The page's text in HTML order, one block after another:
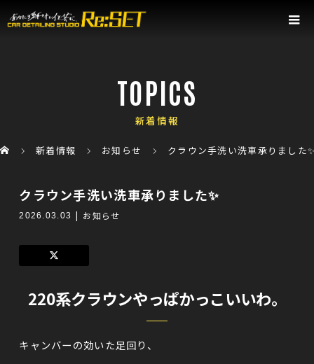
TOPICS
新着情報
新着情報 お知らせ クラウン手洗い洗車承りました
クラウン手洗い洗車承りました✨
2026.03.03 お知らせ
220系クラウンやっぱかっこいいわ。
キャンバーの効いた足回り、